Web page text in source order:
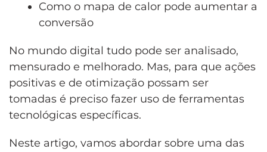
Como o mapa de calor pode aumentar a
conversão
No mundo digital tudo pode ser analisado,
mensurado e melhorado. Mas, para que ações
positivas e de otimização possam ser
tomadas é preciso fazer uso de ferramentas
tecnológicas específicas.
Neste artigo, vamos abordar sobre uma das